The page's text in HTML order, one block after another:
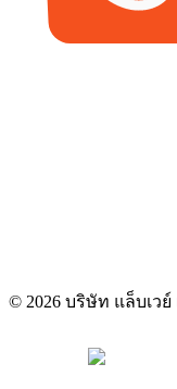
© 2026 บริษัท แล็บเวย์